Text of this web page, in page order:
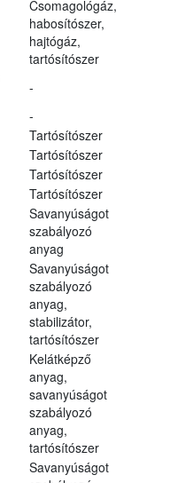
Csomagológáz,
habosítószer,
hajtógáz,
tartósítószer
-
-
Tartósítószer
Tartósítószer
Tartósítószer
Tartósítószer
Savanyúságot
szabályozó
anyag
Savanyúságot
szabályozó
anyag,
stabilizátor,
tartósítószer
Kelátképző
anyag,
savanyúságot
szabályozó
anyag,
tartósítószer
Savanyúságot